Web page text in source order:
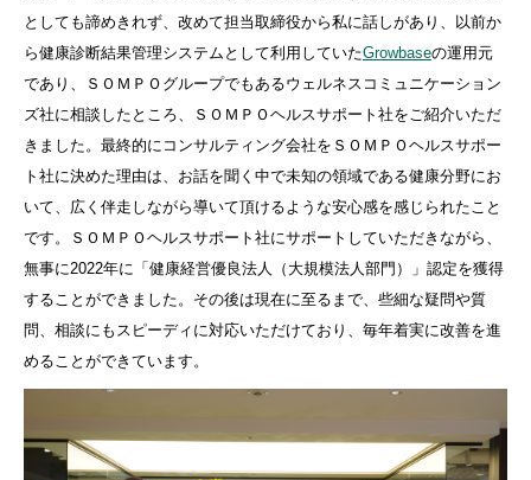
としても諦めきれず、改めて担当取締役から私に話しがあり、以前か
ら健康診断結果管理システムとして利用していたGrowbaseの運用元
であり、ＳＯＭＰＯグループでもあるウェルネスコミュニケーション
ズ社に相談したところ、ＳＯＭＰＯヘルスサポート社をご紹介いただ
きました。最終的にコンサルティング会社をＳＯＭＰＯヘルスサポー
ト社に決めた理由は、お話を聞く中で未知の領域である健康分野にお
いて、広く伴走しながら導いて頂けるような安心感を感じられたこと
です。ＳＯＭＰＯヘルスサポート社にサポートしていただきながら、
無事に2022年に「健康経営優良法人（大規模法人部門）」認定を獲得
することができました。その後は現在に至るまで、些細な疑問や質
問、相談にもスピーディに対応いただけており、毎年着実に改善を進
めることができています。